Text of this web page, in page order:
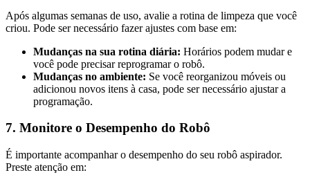
Após algumas semanas de uso, avalie a rotina de limpeza que você
criou. Pode ser necessário fazer ajustes com base em:
Mudanças na sua rotina diária: Horários podem mudar e
você pode precisar reprogramar o robô.
Mudanças no ambiente: Se você reorganizou móveis ou
adicionou novos itens à casa, pode ser necessário ajustar a
programação.
7. Monitore o Desempenho do Robô
É importante acompanhar o desempenho do seu robô aspirador.
Preste atenção em: